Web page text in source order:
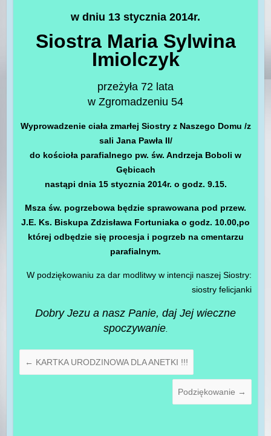
w dniu 13 stycznia 2014r.
Siostra Maria Sylwina
Imiolczyk
przeżyła 72 lata
w Zgromadzeniu 54
Wyprowadzenie ciała zmarłej Siostry z Naszego Domu /z
sali Jana Pawła II/
do kościoła parafialnego pw. św. Andrzeja Boboli w
Gębicach
nastąpi dnia 15 stycznia 2014r. o godz. 9.15.
Msza św. pogrzebowa będzie sprawowana pod przew.
J.E. Ks. Biskupa Zdzisława Fortuniaka o godz. 10.00,po
której odbędzie się procesja i pogrzeb na cmentarzu
parafialnym.
W podziękowaniu za dar modlitwy w intencji naszej Siostry:
siostry felicjanki
Dobry Jezu a nasz Panie, daj Jej wieczne
spoczywanie.
← KARTKA URODZINOWA DLA ANETKI !!!
Podziękowanie →